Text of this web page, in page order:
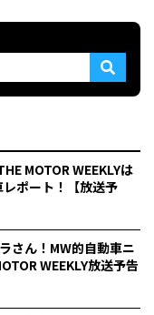
MOTOR WEEKLYは
ポート！【放送予
さん！MW的自動車ニ
WEEKLY放送予告